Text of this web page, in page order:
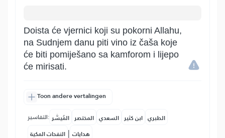
Doista će vjernici koji su pokorni Allahu,
na Sudnjem danu piti vino iz čaša koje
će biti pomiješano sa kamforom i lijepo
će mirisati.
Toon andere vertalingen
التفاسير: المُيسَّر المختصر السعدي ابن كثير الطبري
النفحات المكية | هدايات